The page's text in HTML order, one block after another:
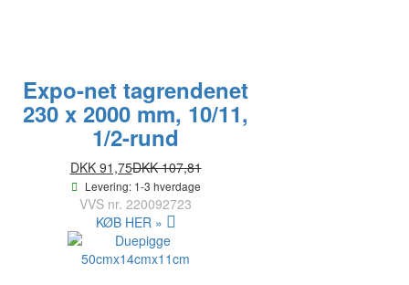
Expo-net tagrendenet
230 x 2000 mm, 10/11,
1/2-rund
DKK 91,75DKK 107,81
Levering: 1-3 hverdage
VVS nr. 220092723
KØB HER »